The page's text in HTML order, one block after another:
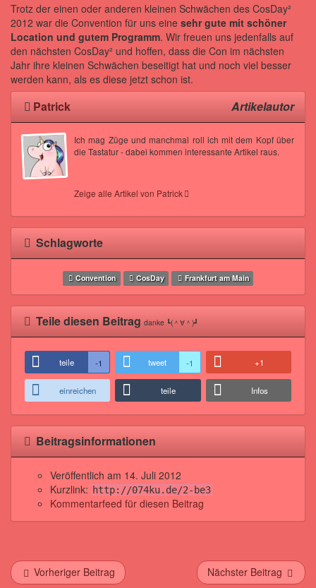
Trotz der einen oder anderen kleinen Schwächen des CosDay²
2012 war die Convention für uns eine sehr gute mit schöner
Location und gutem Programm. Wir freuen uns jedenfalls auf
den nächsten CosDay² und hoffen, dass die Con im nächsten
Jahr ihre kleinen Schwächen beseitigt hat und noch viel besser
werden kann, als es diese jetzt schon ist.
Patrick Artikelautor
Ich mag Züge und manchmal roll ich mit dem Kopf über
die Tastatur - dabei kommen interessante Artikel raus.
Zeige alle Artikel von Patrick
Schlagworte
Convention CosDay Frankfurt am Main
Teile diesen Beitragdanke ┗(＾∀＾)┛
teile -1 tweet -1 +1
einreichen teile Infos
Beitragsinformationen
Veröffentlich am 14. Juli 2012
Kurzlink: http://074ku.de/2-be3
Kommentarfeed für diesen Beitrag
Vorheriger Beitrag Nächster Beitrag